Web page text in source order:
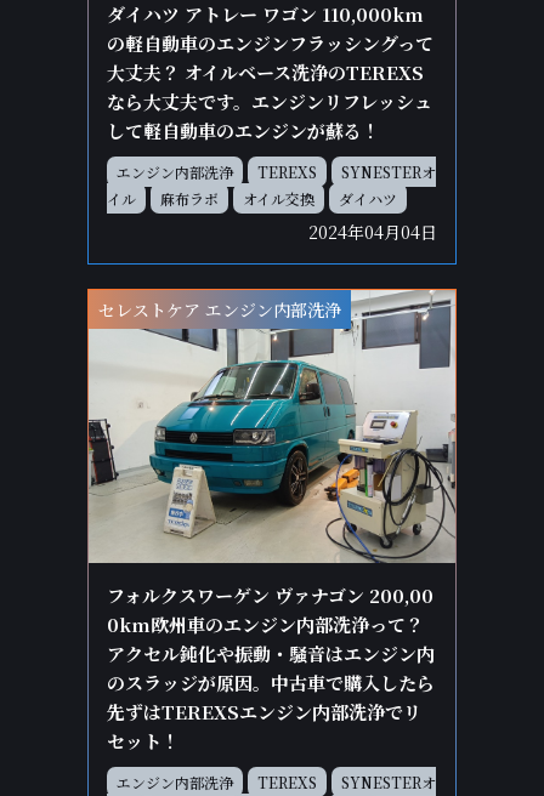
ダイハツ アトレー ワゴン 110,000km
の軽自動車のエンジンフラッシングって
大丈夫？ オイルベース洗浄のTEREXS
なら大丈夫です。エンジンリフレッシュ
して軽自動車のエンジンが蘇る！
エンジン内部洗浄 TEREXS
SYNESTERオ
イル
麻布ラボ オイル交換 ダイハツ
2024年04月04日
セレストケア エンジン内部洗浄
フォルクスワーゲン ヴァナゴン 200,00
0km欧州車のエンジン内部洗浄って？
アクセル鈍化や振動・騒音はエンジン内
のスラッジが原因。中古車で購入したら
先ずはTEREXSエンジン内部洗浄でリ
セット！
エンジン内部洗浄 TEREXS
SYNESTERオ